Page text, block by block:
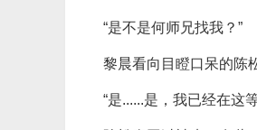
“是不是何师兄找我？”
黎晨看向目瞪口呆的陈
“是......是，我已经在这